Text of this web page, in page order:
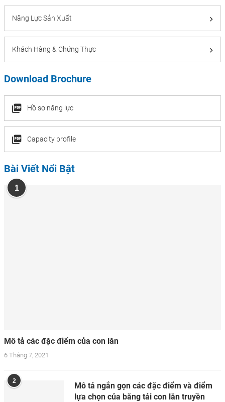
Năng Lực Sản Xuất
Khách Hàng & Chứng Thực
Download Brochure
Hồ sơ năng lực
Capacity profile
Bài Viết Nổi Bật
1
Mô tả các đặc điểm của con lăn
6 Tháng 7, 2021
2
Mô tả ngắn gọn các đặc điểm và điểm
lựa chọn của băng tải con lăn truyền